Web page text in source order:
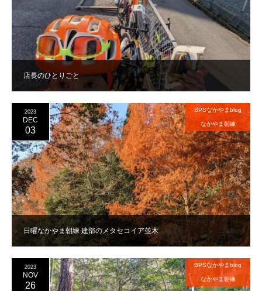
店長のひとりごと
日曜なかやま朝練 建部のメタセコイア並木
2023
DEC
03
BPSなかやまblog
なかやま朝練
2023
NOV
26
BPSなかやまblog
なかやま朝練